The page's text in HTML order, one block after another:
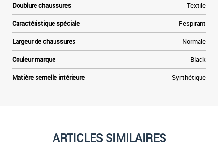
Doublure chaussures Textile
Caractéristique spéciale Respirant
Largeur de chaussures Normale
Couleur marque Black
Matière semelle intérieure Synthétique
ARTICLES SIMILAIRES